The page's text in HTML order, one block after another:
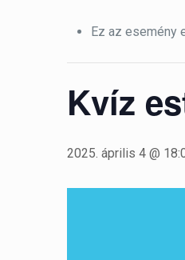
Ez az esemény
Kvíz
2025. április 4 @